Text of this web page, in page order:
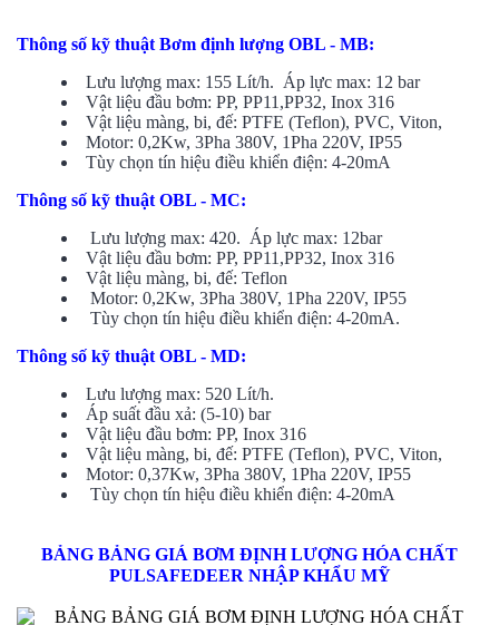
Thông số kỹ thuật Bơm định lượng OBL - MB:
Lưu lượng max: 155 Lít/h. Áp lực max: 12 bar
Vật liệu đầu bơm: PP, PP11,PP32, Inox 316
Vật liệu màng, bi, đế: PTFE (Teflon), PVC, Viton,
Motor: 0,2Kw, 3Pha 380V, 1Pha 220V, IP55
Tùy chọn tín hiệu điều khiển điện: 4-20mA
Thông số kỹ thuật OBL - MC:
Lưu lượng max: 420. Áp lực max: 12bar
Vật liệu đầu bơm: PP, PP11,PP32, Inox 316
Vật liệu màng, bi, đế: Teflon
Motor: 0,2Kw, 3Pha 380V, 1Pha 220V, IP55
Tùy chọn tín hiệu điều khiển điện: 4-20mA.
Thông số kỹ thuật OBL - MD:
Lưu lượng max: 520 Lít/h.
Áp suất đầu xả: (5-10) bar
Vật liệu đầu bơm: PP, Inox 316
Vật liệu màng, bi, đế: PTFE (Teflon), PVC, Viton,
Motor: 0,37Kw, 3Pha 380V, 1Pha 220V, IP55
Tùy chọn tín hiệu điều khiển điện: 4-20mA
BẢNG BẢNG GIÁ BƠM ĐỊNH LƯỢNG HÓA CHẤT
PULSAFEDEER NHẬP KHẨU MỸ